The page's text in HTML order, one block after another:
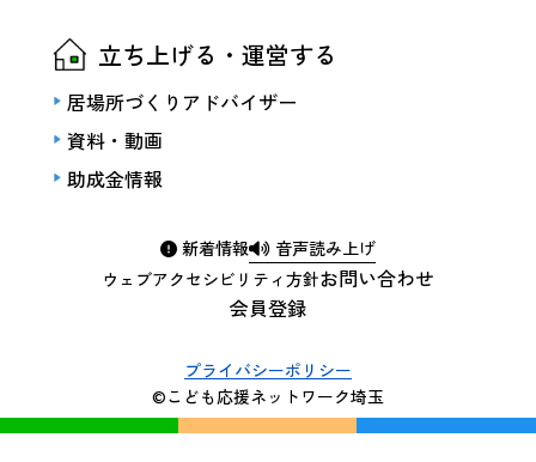
新着情報 音声読み上げ
会員登録
お問い合わせ
ウェブアクセシビリティ方針
立ち上げる・運営する
居場所づくりアドバイザー
資料・動画
助成金情報
プライバシーポリシー
©こども応援ネットワーク埼玉